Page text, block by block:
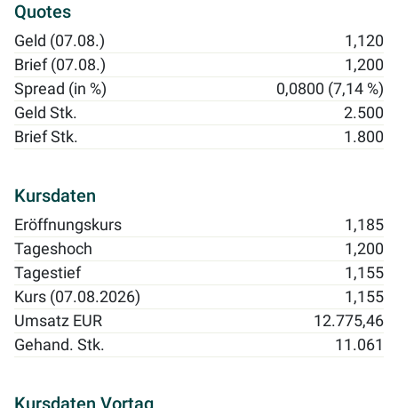
Quotes
Geld (07.08.)
1,120
Brief (07.08.)
1,200
Spread (in %)
0,0800 (7,14 %)
Geld Stk.
2.500
Brief Stk.
1.800
Kursdaten
Eröffnungskurs
1,185
Tageshoch
1,200
Tagestief
1,155
Kurs (07.08.2026)
1,155
Umsatz EUR
12.775,46
Gehand. Stk.
11.061